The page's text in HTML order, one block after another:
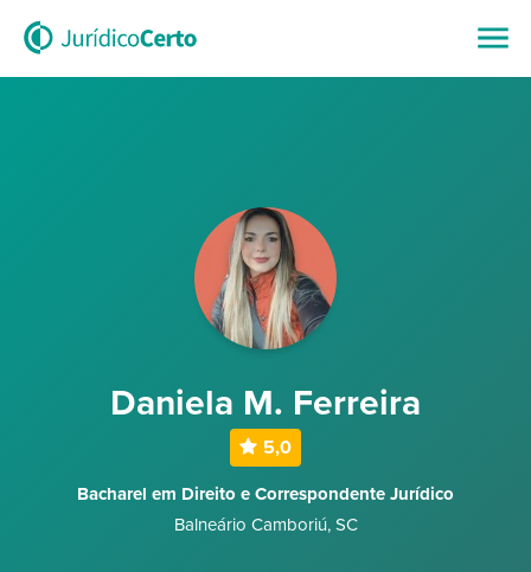
Daniela M. Ferreira
5,0
Bacharel em Direito e Correspondente Jurídico
Balneário Camboriú, SC